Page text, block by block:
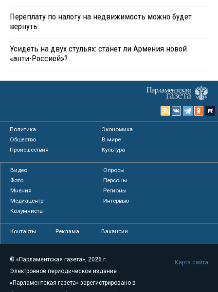
Переплату по налогу на недвижимость можно будет
вернуть
Усидеть на двух стульях: станет ли Армения новой
«анти-Россией»?
Политика
Экономика
Общество
В мире
Происшествия
Культура
Видео
Опросы
Фото
Персоны
Мнения
Регионы
Медиацентр
Интервью
Колумнисты
Контакты Реклама Вакансии
© «Парламентская газета», 2026 г.
Электронное периодическое издание
«Парламентская газета» зарегистрировано в
Карта сайта